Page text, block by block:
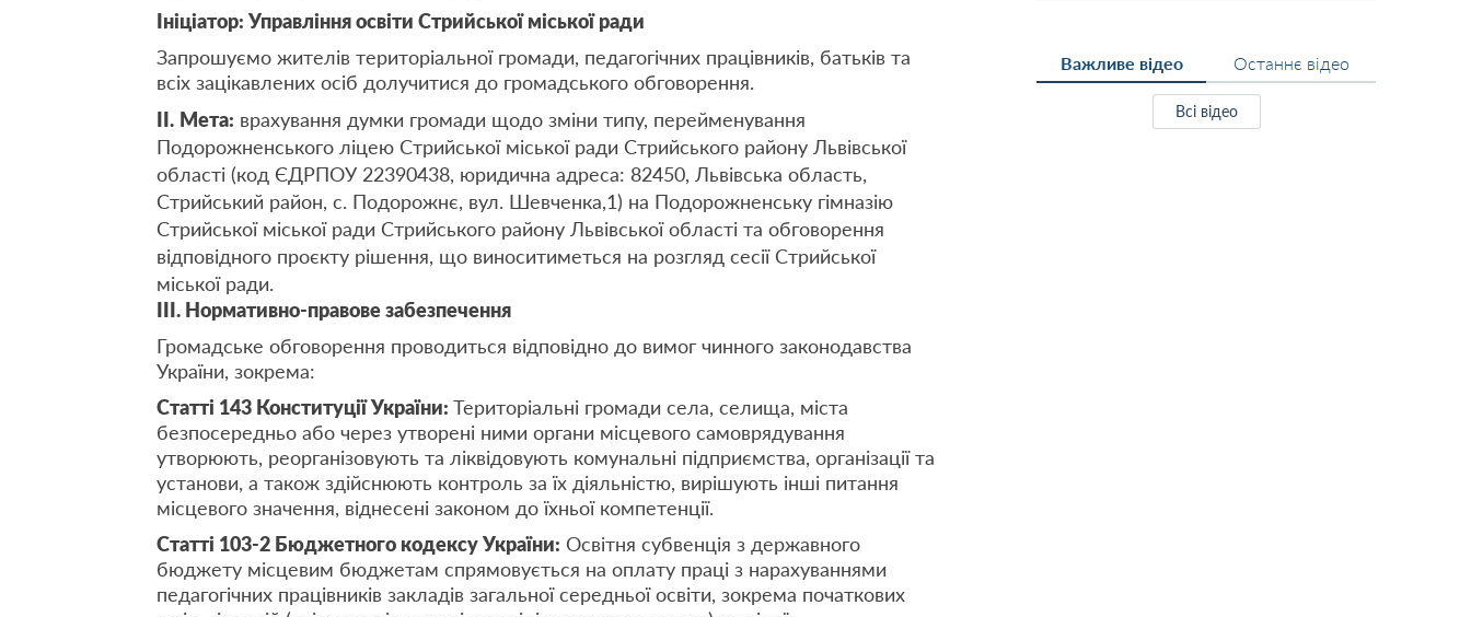
Ініціатор: Управління освіти Стрийської міської ради
Запрошуємо жителів територіальної громади, педагогічних працівників, батьків та
всіх зацікавлених осіб долучитися до громадського обговорення.
II. Мета: врахування думки громади щодо зміни типу, перейменування
Подорожненського ліцею Стрийської міської ради Стрийського району Львівської
області (код ЄДРПОУ 22390438, юридична адреса: 82450, Львівська область,
Стрийський район, с. Подорожнє, вул. Шевченка,1) на Подорожненську гімназію
Стрийської міської ради Стрийського району Львівської області та обговорення
відповідного проєкту рішення, що виноситиметься на розгляд сесії Стрийської
міської ради.
IІІ. Нормативно-правове забезпечення
Громадське обговорення проводиться відповідно до вимог чинного законодавства
України, зокрема:
Статті 143 Конституції України: Територіальні громади села, селища, міста
безпосередньо або через утворені ними органи місцевого самоврядування
утворюють, реорганізовують та ліквідовують комунальні підприємства, організації та
установи, а також здійснюють контроль за їх діяльністю, вирішують інші питання
місцевого значення, віднесені законом до їхньої компетенції.
Статті 103-2 Бюджетного кодексу України: Освітня субвенція з державного
бюджету місцевим бюджетам спрямовується на оплату праці з нарахуваннями
педагогічних працівників закладів загальної середньої освіти, зокрема початкових
Важливе відео Останнє відео
Всі відео